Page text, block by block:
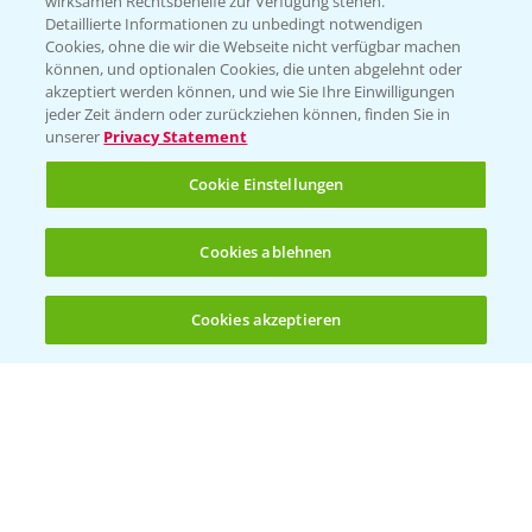
(noch 4)
Beratung auf WhatsApp
T.+49 (0)174 346 564 1
KONTAKT
Hilfe in Notfällen
+49 (0)214/30-20220
Detaillierte Informationen zu unbedingt notwendigen
Cookies, ohne die wir die Webseite nicht verfügbar machen
können, und optionalen Cookies, die unten abgelehnt oder
akzeptiert werden können, und wie Sie Ihre Einwilligungen
jeder Zeit ändern oder zurückziehen können, finden Sie in
unserer Privacy Statement
Cookie Einstellungen
Cookies ablehnen
Cookies akzeptieren